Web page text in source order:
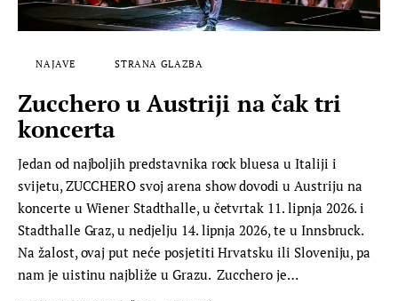
MUSIC BOX
NAJAVE STRANA GLAZBA
Zucchero u Austriji na čak tri
koncerta
Jedan od najboljih predstavnika rock bluesa u Italiji i
svijetu, ZUCCHERO svoj arena show dovodi u Austriju na
koncerte u Wiener Stadthalle, u četvrtak 11. lipnja 2026. i
Stadthalle Graz, u nedjelju 14. lipnja 2026, te u Innsbruck.
Na žalost, ovaj put neće posjetiti Hrvatsku ili Sloveniju, pa
nam je uistinu najbliže u Grazu. Zucchero je…